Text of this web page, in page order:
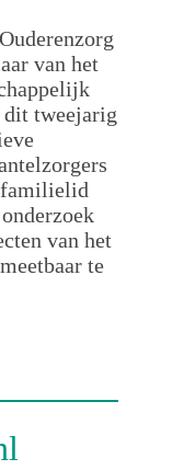
van het
tweejarig
familielid
van het
te